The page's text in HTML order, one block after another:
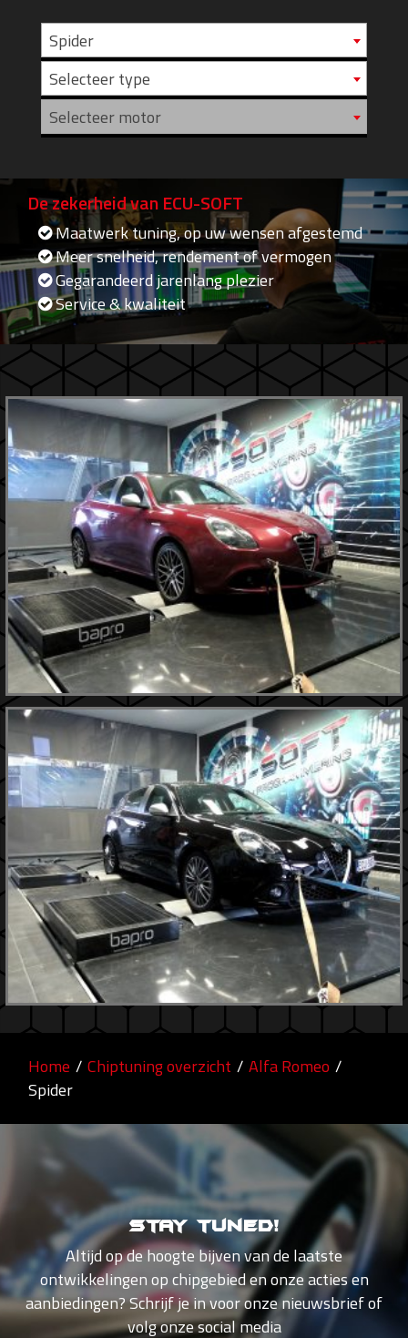
Spider
Selecteer type
Selecteer motor
De zekerheid van ECU-SOFT
Maatwerk tuning, op uw wensen afgestemd
Meer snelheid, rendement of vermogen
Gegarandeerd jarenlang plezier
Service & kwaliteit
Home / Chiptuning overzicht / Alfa Romeo /
Spider
Stay tuned!
Altijd op de hoogte bijven van de laatste
ontwikkelingen op chipgebied en onze acties en
aanbiedingen? Schrijf je in voor onze nieuwsbrief of
volg onze social media